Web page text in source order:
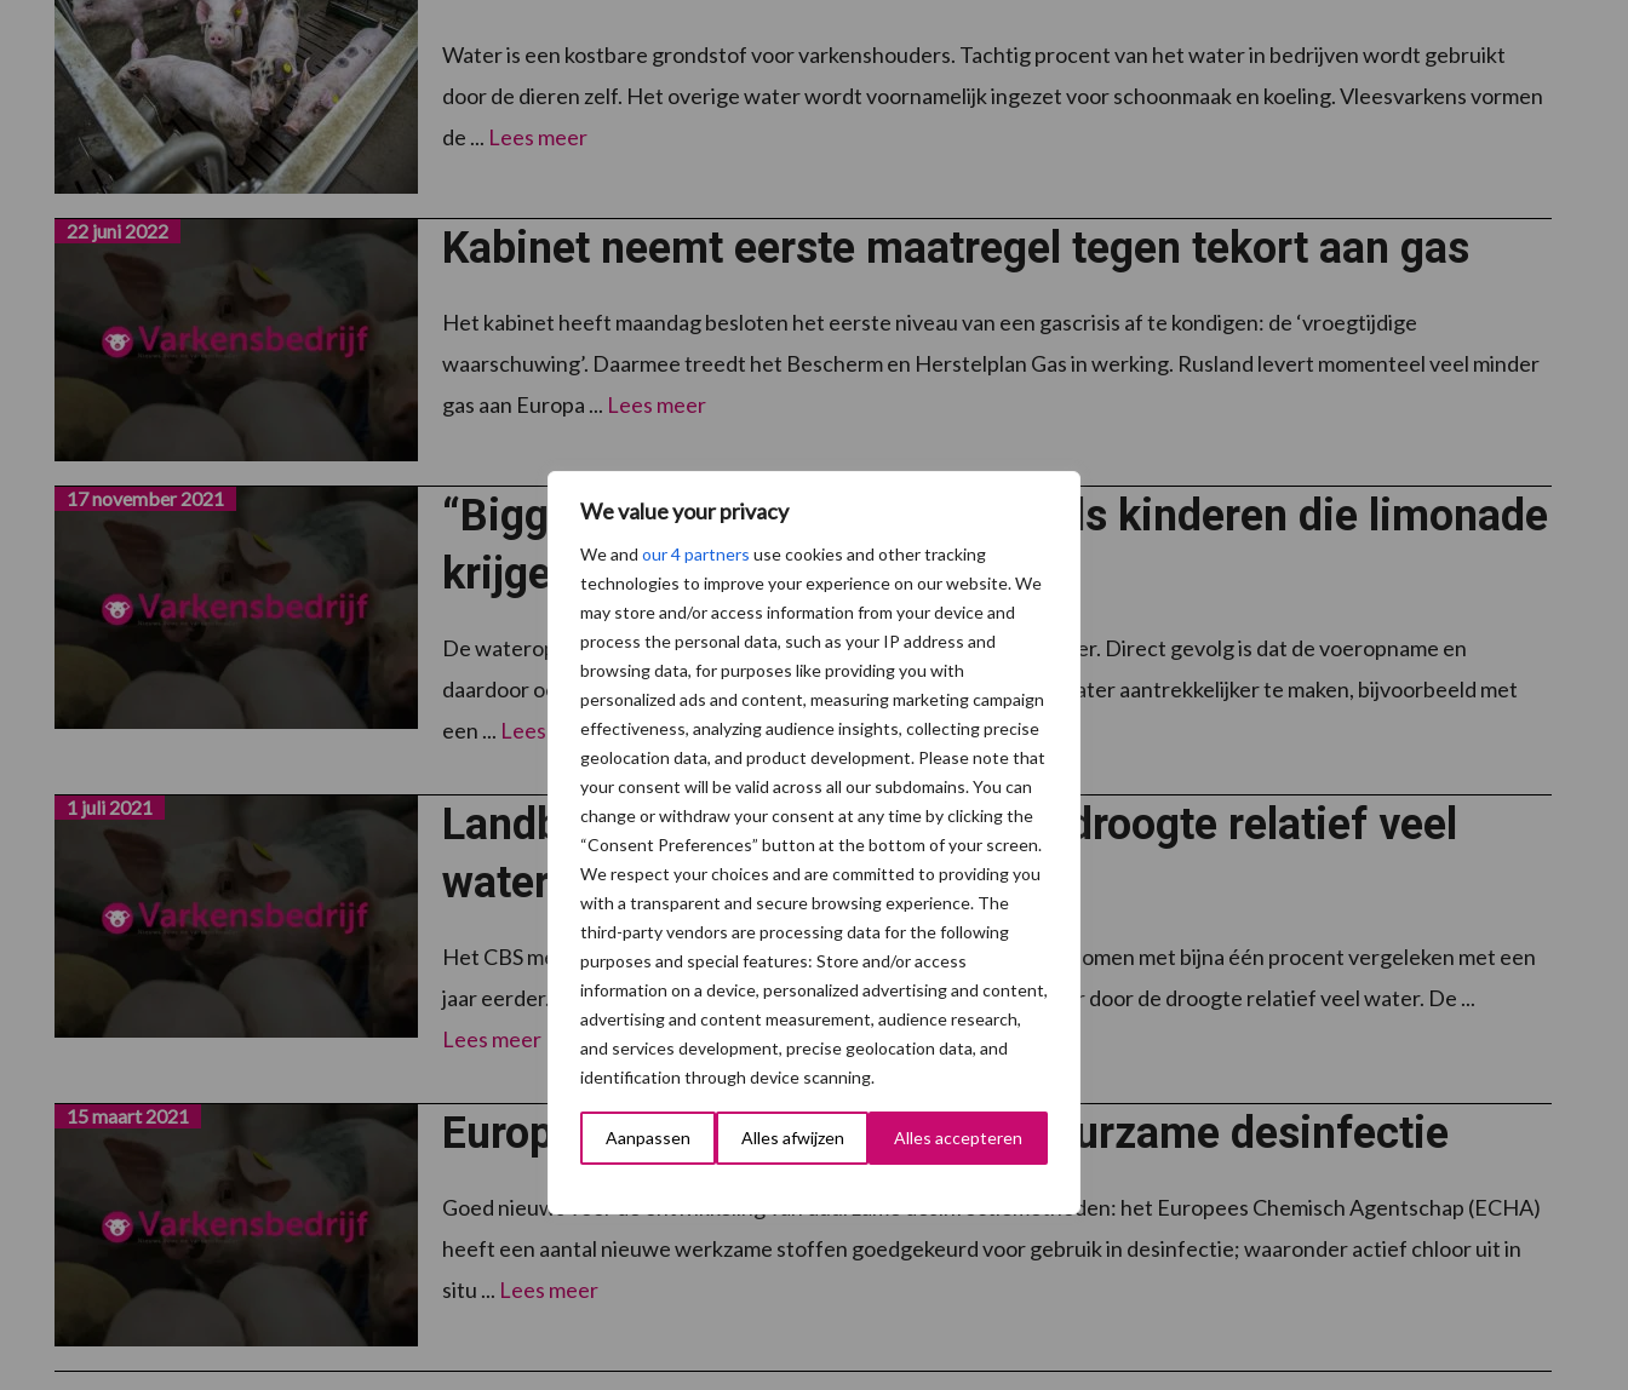
We value your privacy
We and our 4 partners use cookies and other tracking
technologies to improve your experience on our website. We
may store and/or access information from your device and
process the personal data, such as your IP address and
browsing data, for purposes like providing you with
personalized ads and content, measuring marketing campaign
effectiveness, analyzing audience insights, collecting precise
geolocation data, and product development. Please note that
your consent will be valid across all our subdomains. You can
change or withdraw your consent at any time by clicking the
“Consent Preferences” button at the bottom of your screen.
We respect your choices and are committed to providing you
with a transparent and secure browsing experience. The
third-party vendors are processing data for the following
purposes and special features: Store and/or access
information on a device, personalized advertising and content,
advertising and content measurement, audience research,
and services development, precise geolocation data, and
identification through device scanning.
Aanpassen Alles afwijzen Alles accepteren
Water is een kostbare grondstof voor varkenshouders. Tachtig procent van het water in bedrijven wordt gebruikt
door de dieren zelf. Het overige water wordt voornamelijk ingezet voor schoonmaak en koeling. Vleesvarkens vormen
de ... Lees meer
Kabinet neemt eerste maatregel tegen tekort aan gas
22 juni 2022
Het kabinet heeft maandag besloten het eerste niveau van een gascrisis af te kondigen: de ‘vroegtijdige
waarschuwing’. Daarmee treedt het Bescherm en Herstelplan Gas in werking. Rusland levert momenteel veel minder
gas aan Europa ... Lees meer
“Biggen komen op het water af als kinderen die limonade
krijgen”
17 november 2021
De wateropname van pas gespeende biggen laat vaak te wensen over. Direct gevolg is dat de voeropname en
daardoor ook de groei niet het gewenste niveau halen. Door drinkwater aantrekkelijker te maken, bijvoorbeeld met
een ... Lees meer
Landbouwsector gebruikte door droogte relatief veel
water
1 juli 2021
Het CBS meldt dat het leidingwatergebruik door bedrijven is toegenomen met bijna één procent vergeleken met een
jaar eerder. Voor het tweede jaar op rij gebruikte de landbouwsector door de droogte relatief veel water. De ...
Lees meer
Europa opent de poorten voor duurzame desinfectie
15 maart 2021
Goed nieuws voor de ontwikkeling van duurzame desinfectiemethoden: het Europees Chemisch Agentschap (ECHA)
heeft een aantal nieuwe werkzame stoffen goedgekeurd voor gebruik in desinfectie; waaronder actief chloor uit in
situ ... Lees meer